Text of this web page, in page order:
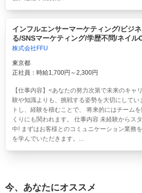
インフルエンサーマーケティング/ビジ
る/SNSマーケティング/学歴不問/ネイル
株式会社FFU
東京都
正社員：時給1,700円～2,300円
【仕事内容】<あなたの努力次第で未来のキャ
験や知識よりも、挑戦する姿勢を大切にしてい
トし、経験を積むことで、 将来的にはチーム
くりにも関われます。 仕事内容 未経験からス
中! まずはお客様とのコミュニケーション業務
を学んでいただきます。...
今、あなたにオススメ